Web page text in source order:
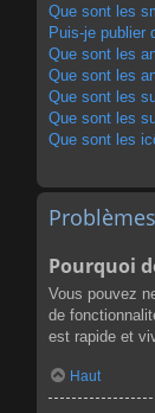
Que sont les
Puis-je publier
Que sont les
Que sont les
Que sont les
Que sont les
Que sont les
Pourquoi
Vous pouvez
de
est rapide et
Haut